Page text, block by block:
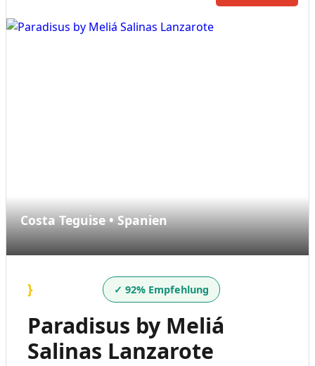
Costa Teguise • Spanien
} ✓ 92% Empfehlung
Paradisus by Meliá
Salinas Lanzarote